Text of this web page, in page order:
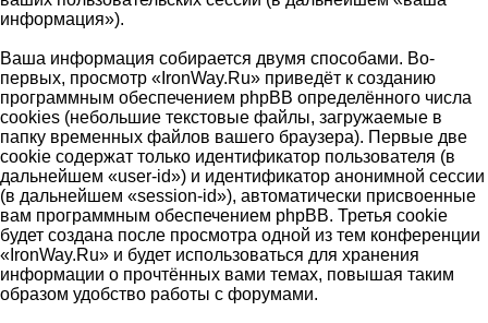
информация»).
Ваша информация собирается двумя способами. Во-
первых, просмотр «IronWay.Ru» приведёт к созданию
программным обеспечением phpBB определённого числа
cookies (небольшие текстовые файлы, загружаемые в
папку временных файлов вашего браузера). Первые две
cookie содержат только идентификатор пользователя (в
дальнейшем «user-id») и идентификатор анонимной сессии
(в дальнейшем «session-id»), автоматически присвоенные
вам программным обеспечением phpBB. Третья cookie
будет создана после просмотра одной из тем конференции
«IronWay.Ru» и будет использоваться для хранения
информации о прочтённых вами темах, повышая таким
образом удобство работы с форумами.